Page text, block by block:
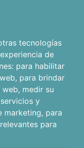
tecnologías
de
para habilitar
, para brindar
web, medir su
y
marketing, para
para